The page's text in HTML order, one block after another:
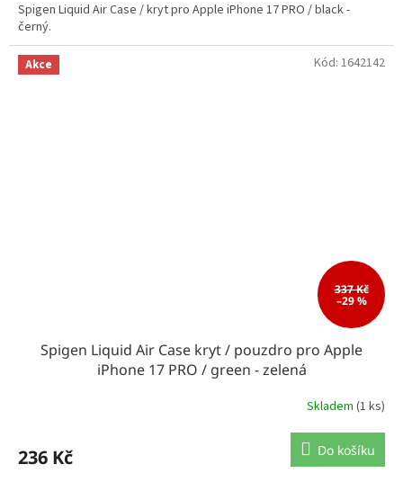
Spigen Liquid Air Case / kryt pro Apple iPhone 17 PRO / black -
černý.
Akce
337 Kč
–29 %
Spigen Liquid Air Case kryt / pouzdro pro Apple
iPhone 17 PRO / green - zelená
Skladem (1 ks)
236 Kč Do košíku
Kód: 1642142